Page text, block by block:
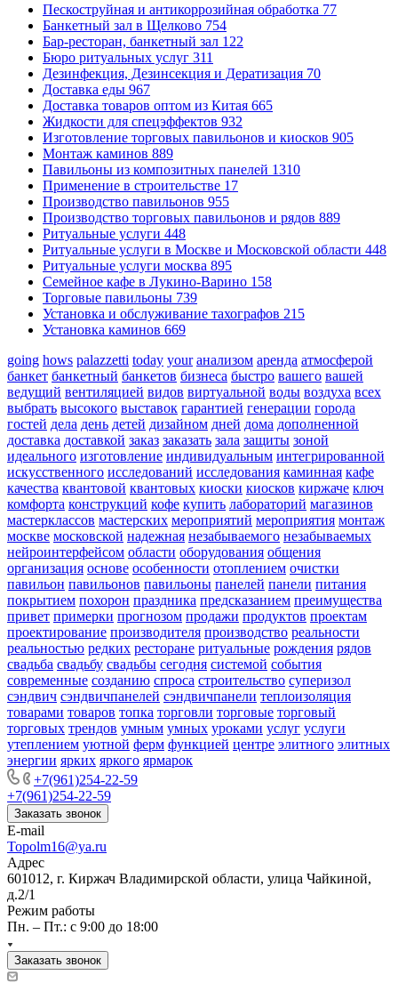
Пескоструйная и антикоррозийная обработка 77
Банкетный зал в Щелково 754
Бар-ресторан, банкетный зал 122
Бюро ритуальных услуг 311
Дезинфекция, Дезинсекция и Дератизация 70
Доставка еды 967
Доставка товаров оптом из Китая 665
Жидкости для спецэффектов 932
Изготовление торговых павильонов и киосков 905
Монтаж каминов 889
Павильоны из композитных панелей 1310
Применение в строительстве 17
Производство павильонов 955
Производство торговых павильонов и рядов 889
Ритуальные услуги 448
Ритуальные услуги в Москве и Московской области 448
Ритуальные услуги москва 895
Семейное кафе в Лукино-Варино 158
Торговые павильоны 739
Установка и обслуживание тахографов 215
Установка каминов 669
going hows palazzetti today your анализом аренда атмосферой
банкет банкетный банкетов бизнеса быстро вашего вашей
ведущий вентиляцией видов виртуальной воды воздуха всех
выбрать высокого выставок гарантией генерации города
гостей дела день детей дизайном дней дома дополненной
доставка доставкой заказ заказать зала защиты зоной
идеального изготовление индивидуальным интегрированной
искусственного исследований исследования каминная кафе
качества квантовой квантовых киоски киосков киржаче ключ
комфорта конструкций кофе купить лабораторий магазинов
мастерклассов мастерских мероприятий мероприятия монтаж
москве московской надежная незабываемого незабываемых
нейроинтерфейсом области оборудования общения
организация основе особенности отоплением очистки
павильон павильонов павильоны панелей панели питания
покрытием похорон праздника предсказанием преимущества
привет примерки прогнозом продажи продуктов проектам
проектирование производителя производство реальности
реальностью редких ресторане ритуальные рождения рядов
свадьба свадьбу свадьбы сегодня системой события
современные созданию спроса строительство суперизол
сэндвич сэндвичпанелей сэндвичпанели теплоизоляция
товарами товаров топка торговли торговые торговый
торговых трендов умным умных уроками услуг услуги
утеплением уютной ферм функцией центре элитного элитных
энергии ярких яркого ярмарок
+7(961)254-22-59
+7(961)254-22-59
Заказать звонок
E-mail
Topolm16@ya.ru
Адрес
601012, г. Киржач Владимирской области, улица Чайкиной,
д.2/1
Режим работы
Пн. – Пт.: с 9:00 до 18:00
Заказать звонок